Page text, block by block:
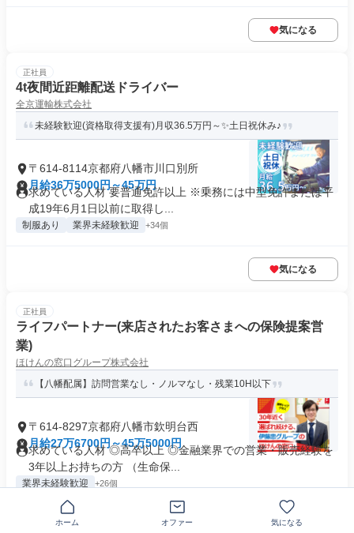
気になる
正社員
4t夜間近距離配送ドライバー
全京運輸株式会社
未経験歓迎(資格取得支援有)月収36.5万円～✨土日祝休み♪
〒614-8114京都府八幡市川口別所
月給36万5000円～45万円
求めている人材 要普通免許以上 ※乗務には中型免許または平
成19年6月1日以前に取得し...
制服あり 業界未経験歓迎 +34個
気になる
正社員
ライフパートナー(来店されたお客さまへの保険提案営
業)
ほけんの窓口グループ株式会社
【八幡配属】訪問営業なし・ノルマなし・残業10H以下
〒614-8297京都府八幡市欽明台西
月給27万6700円～45万5000円
求めている人材 ◎高卒以上 ◎金融業界での営業・販売経験を
3年以上お持ちの方 （生命保...
業界未経験歓迎 +26個
気になる
ホーム オファー 気になる